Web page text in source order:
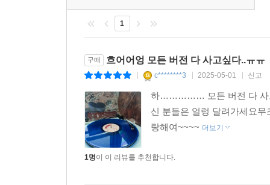
1
구매 흐어어엉 모든 버전 다 사고싶다..ㅠㅠ
c********3 2025-05-01 신고
하…………… 모든 버전 다 사고
신 분들은 얼렁 달려가세요
랑해여~~~~ 더보기
1명이 이 리뷰를 추천합니다.